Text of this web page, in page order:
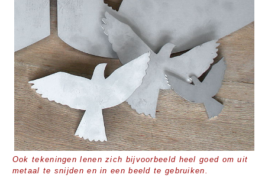
Ook tekeningen lenen zich bijvoorbeeld heel goed om uit
metaal te snijden en in een beeld te gebruiken.